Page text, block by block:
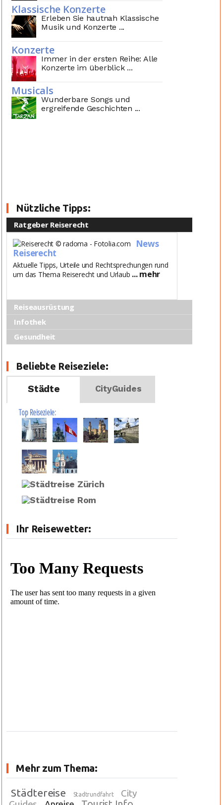
Klassische Konzerte
Erleben Sie hautnah Klassische
Musik und Konzerte ...
Konzerte
Immer in der ersten Reihe: Alle
Konzerte im überblick ...
Musicals
Wunderbare Songs und
ergreifende Geschichten ...
Nützliche Tipps:
Ratgeber Reiserecht
News
Reiserecht
Aktuelle Tipps, Urteile und Rechtsprechungen rund
um das Thema Reiserecht und Urlaub ... mehr
Reiseausrüstung
Infothek
Gesundheit
Beliebte Reiseziele:
Städte
CityGuides
Top Reiseziele:
Ihr Reisewetter:
Mehr zum Thema:
Städtereise Stadtrundfahrt
City